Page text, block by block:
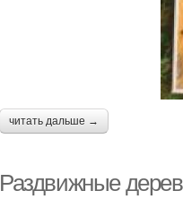
читать дальше →
Раздвижные